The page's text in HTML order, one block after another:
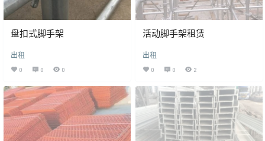
盘扣式脚手架
出租
0 0 0
活动脚手架租赁
出租
0 0 2